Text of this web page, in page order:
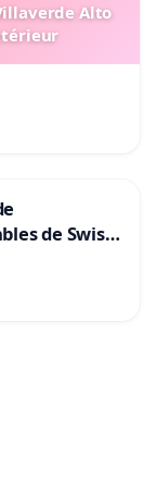
Alto
de Swiss